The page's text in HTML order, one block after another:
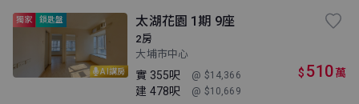
AI講房
獨家 鎖匙盤 太湖花園 1期 9座
2房
大埔市中心
實 355呎 @ $14,366
建 478呎 @ $10,669
$ 510萬